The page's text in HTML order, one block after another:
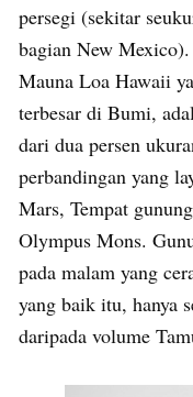
persegi (sekitar
bagian New
Mauna Loa Hawaii
terbesar di Bumi,
dari dua persen
perbandingan yang
Mars, Tempat
Olympus Mons.
pada malam yang
yang baik itu, hanya
daripada volume